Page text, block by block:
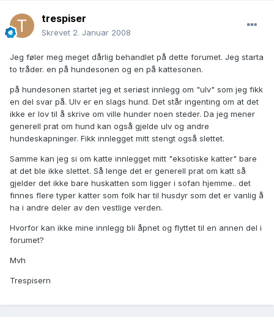
trespiser
Skrevet 2. Januar 2008
Jeg føler meg meget dårlig behandlet på dette forumet. Jeg starta
to tråder. en på hundesonen og en på kattesonen.
på hundesonen startet jeg et seriøst innlegg om "ulv" som jeg fikk
en del svar på. Ulv er en slags hund. Det står ingenting om at det
ikke er lov til å skrive om ville hunder noen steder. Da jeg mener
generell prat om hund kan også gjelde ulv og andre
hundeskapninger. Fikk innlegget mitt stengt også slettet.
Samme kan jeg si om katte innlegget mitt "eksotiske katter" bare
at det ble ikke slettet. Så lenge det er generell prat om katt så
gjelder det ikke bare huskatten som ligger i sofan hjemme.. det
finnes flere typer katter som folk har til husdyr som det er vanlig å
ha i andre deler av den vestlige verden.
Hvorfor kan ikke mine innlegg bli åpnet og flyttet til en annen del i
forumet?
Mvh
Trespisern